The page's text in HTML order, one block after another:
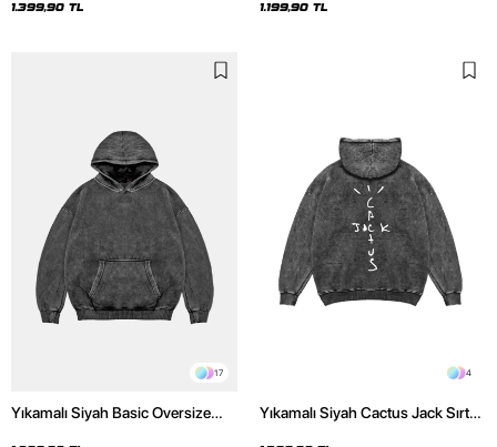
Hoodie
1.399,90 TL 1.199,90 TL
17
Yıkamalı Siyah Basic Oversize
4
Yıkamalı Siyah Cactus Jack Sırt